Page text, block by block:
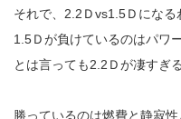
それで、2.2Ｄvs1.5Ｄになる
1.5Ｄが負けているのはパワ
とは言っても2.2Ｄが凄すぎ
勝っているのは燃費と静寂性